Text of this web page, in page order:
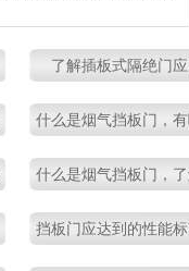
了解插板式隔绝门
什么是烟气挡板门，
什么是烟气挡板门，
挡板门应达到的性能